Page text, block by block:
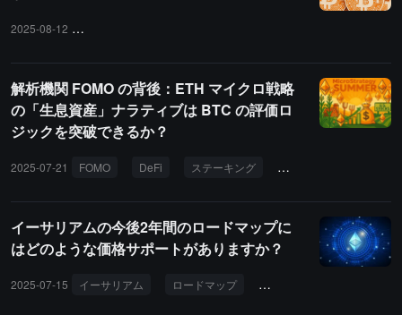
2025-08-12 牛市: ブルマーケット 稳定币: ステーブルコイン DeFi: デファイ
解析機関 FOMO の背後：ETH マイクロ戦略
の「生息資産」ナラティブは BTC の評価ロ
ジックを突破できるか？
2025-07-21 FOMO DeFi ステーキング マイクロストラテジー
イーサリアムの今後2年間のロードマップに
はどのような価格サポートがありますか？
2025-07-15 イーサリアム ロードマップ DeFi プロトコル